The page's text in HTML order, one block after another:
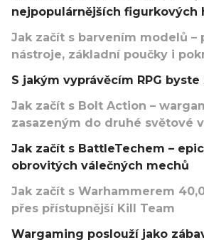
nejpopulárnějších figurkových
Jak začít s barvením modelů –
nástroje, základní poučky i
S jakým vyprávěcím RPG
Jak začít s Bolt Action –
zasazeným do druhé světové
Jak začít s BattleTechem –
obrovitých válečných mechů
Jak začít s Warhammerem
přes přístupnější Kill Team
Wargaming poslouží jako